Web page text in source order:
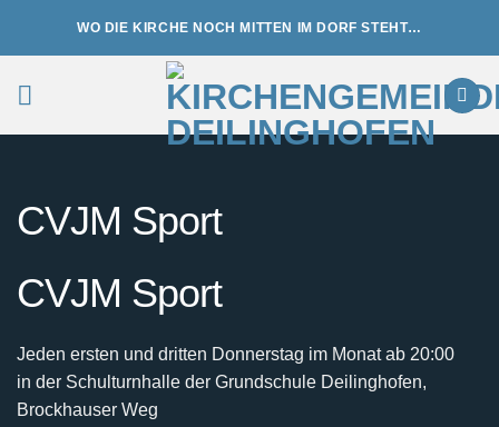
WO DIE KIRCHE NOCH MITTEN IM DORF STEHT…
CVJM Sport
CVJM Sport
Jeden ersten und dritten Donnerstag im Monat ab 20:00
in der Schulturnhalle der Grundschule Deilinghofen,
Brockhauser Weg